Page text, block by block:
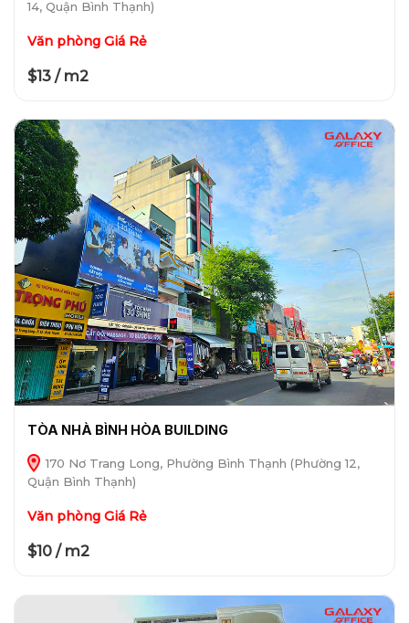
14, Quận Bình Thạnh)
Văn phòng Giá Rẻ
$13 / m2
TÒA NHÀ BÌNH HÒA BUILDING
170 Nơ Trang Long, Phường Bình Thạnh (Phường 12,
Quận Bình Thạnh)
Văn phòng Giá Rẻ
$10 / m2